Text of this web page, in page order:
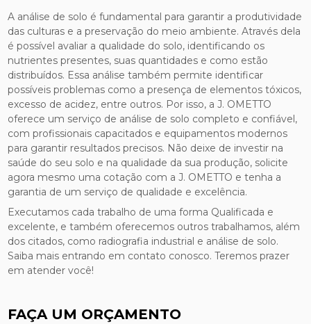
A análise de solo é fundamental para garantir a produtividade
das culturas e a preservação do meio ambiente. Através dela
é possível avaliar a qualidade do solo, identificando os
nutrientes presentes, suas quantidades e como estão
distribuídos. Essa análise também permite identificar
possíveis problemas como a presença de elementos tóxicos,
excesso de acidez, entre outros. Por isso, a J. OMETTO
oferece um serviço de análise de solo completo e confiável,
com profissionais capacitados e equipamentos modernos
para garantir resultados precisos. Não deixe de investir na
saúde do seu solo e na qualidade da sua produção, solicite
agora mesmo uma cotação com a J. OMETTO e tenha a
garantia de um serviço de qualidade e excelência.
Executamos cada trabalho de uma forma Qualificada e
excelente, e também oferecemos outros trabalhamos, além
dos citados, como radiografia industrial e análise de solo.
Saiba mais entrando em contato conosco. Teremos prazer
em atender você!
FAÇA UM ORÇAMENTO